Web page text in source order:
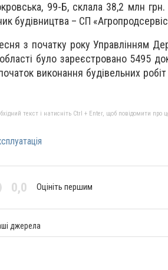
99-Б, склала 38,2 млн грн.
будівництва – СП
з початку року Управлінням
було зареєстровано 5495
виконання будівельних
текст і натисніть Ctrl + Enter, щоб повідомити про
0,0 Оцініть першим
джерела